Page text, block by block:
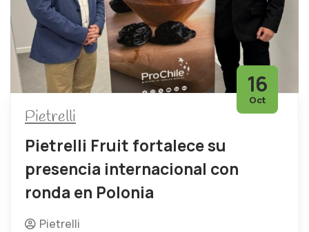
16
Oct
Pietrelli
Pietrelli Fruit fortalece su
presencia internacional con
ronda en Polonia
Pietrelli